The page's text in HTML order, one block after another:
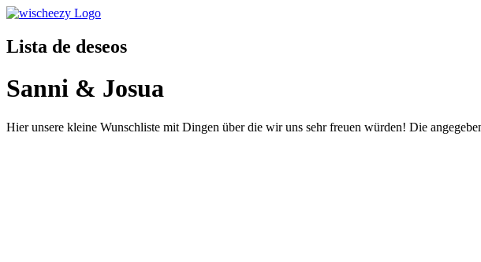
Lista de deseos
Sanni & Josua
Hier unsere kleine Wunschliste mit Dingen über die wir uns sehr freuen würden! Die